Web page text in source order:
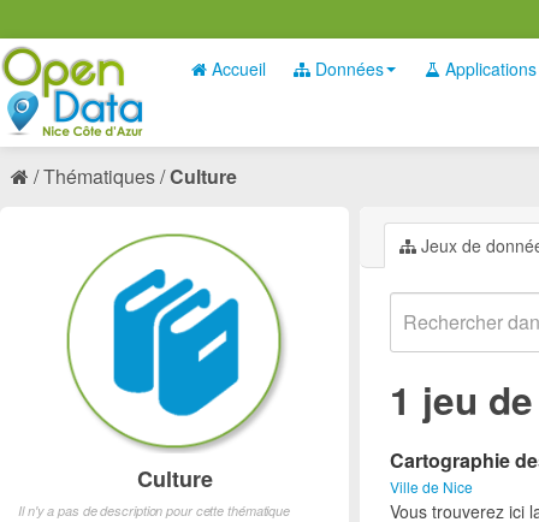
Accueil Données Applications
Thématiques Culture
Jeux de
1 jeu
Cartographie
Ville de Nice
Vous trouverez ici
Culture
Il n'y a pas de description pour cette thématique